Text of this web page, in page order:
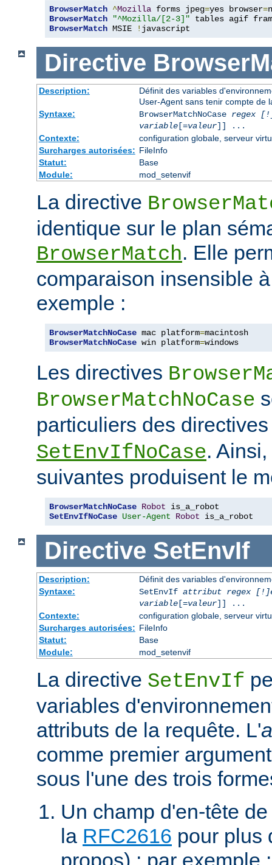
BrowserMatch ^Mozilla forms jpeg=yes browser=
BrowserMatch
"^Mozilla/[2-3]"
BrowserMatch MSIE ! javascript
Directive
Description:
Définit des variables
User-Agent sans tenir compte de
Syntaxe:
BrowserMatchNoCase regex
variable[=valeur]] ...
Contexte:
configuration globale, serveur
Surcharges autorisées: FileInfo
Statut:
Base
Module:
mod_setenvif
La directive
identique sur le plan
BrowserMatch. Elle
comparaison insensible
exemple :
BrowserMatchNoCase mac platform=
BrowserMatchNoCase win platform=windows
Les directives
BrowserMatchNoCase
particuliers des
SetEnvIfNoCase.
suivantes produisent le
BrowserMatchNoCase Robot
SetEnvIfNoCase User-Agent Robot is_a_robot
Directive SetEnvIf
Description:
Définit des variables
Syntaxe:
SetEnvIf attribut regex
variable[=valeur]] ...
Contexte:
configuration globale, serveur
Surcharges autorisées: FileInfo
Statut:
Base
Module:
mod_setenvif
La directive SetEnvIf
variables
attributs de la requête. L'
comme premier
sous l'une des trois
Un champ d'en-tête
la RFC2616 pour plus
propos) ; par exemple